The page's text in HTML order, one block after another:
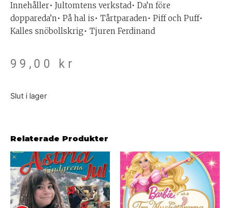
Innehåller• Jultomtens verkstad• Da’n före
doppareda’n• På hal is• Tårtparaden• Piff och Puff•
Kalles snöbollskrig• Tjuren Ferdinand
99,00 kr
Slut i lager
Relaterade Produkter